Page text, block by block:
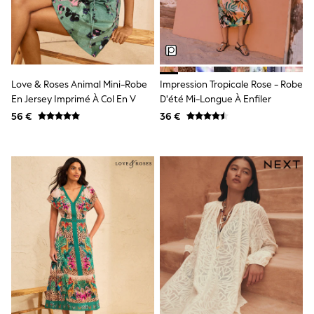
Knitwear
Trousers & Leggings
Sets & Outfits
Tops
Nightwear & Pyjamas
Jumpsuits & Playsuits
Jeans
Shirts & Blouses
Swimwear
Multipacks
All Holiday Shop
Tops
Dresses
Shorts
Skirts
Sandals & Sliders
Rash Vests
Sun Safe Swimwear
Sun Hats & Caps
Denim Jackets
Raincoats
Love & Roses Animal Mini-Robe
En Jersey Imprimé À Col En V
56 €
Impression Tropicale Rose - Robe
D'été Mi-Longue À Enfiler
36 €